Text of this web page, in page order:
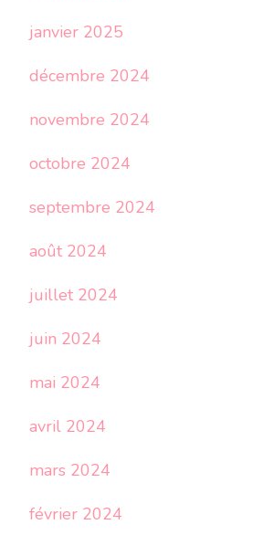
janvier 2025
décembre 2024
novembre 2024
octobre 2024
septembre 2024
août 2024
juillet 2024
juin 2024
mai 2024
avril 2024
mars 2024
février 2024